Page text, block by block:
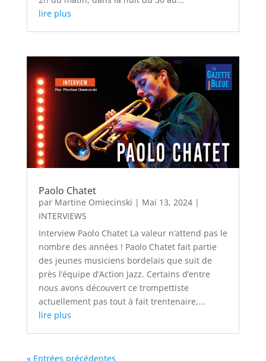
lire plus
Paolo Chatet
par Martine Omiecinski | Mai 13, 2024|
INTERVIEWS
Interview Paolo Chatet La valeur n’attend pas le
nombre des années ! Paolo Chatet fait partie
des jeunes musiciens bordelais que suit de
près l’équipe d’Action Jazz. Certains d’entre
nous avons découvert ce trompettiste
actuellement pas tout à fait trentenaire,...
lire plus
« Entrées précédentes